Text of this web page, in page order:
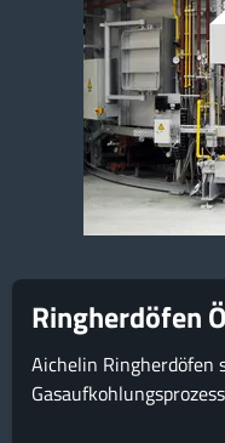
Ringherdöfen
Aichelin